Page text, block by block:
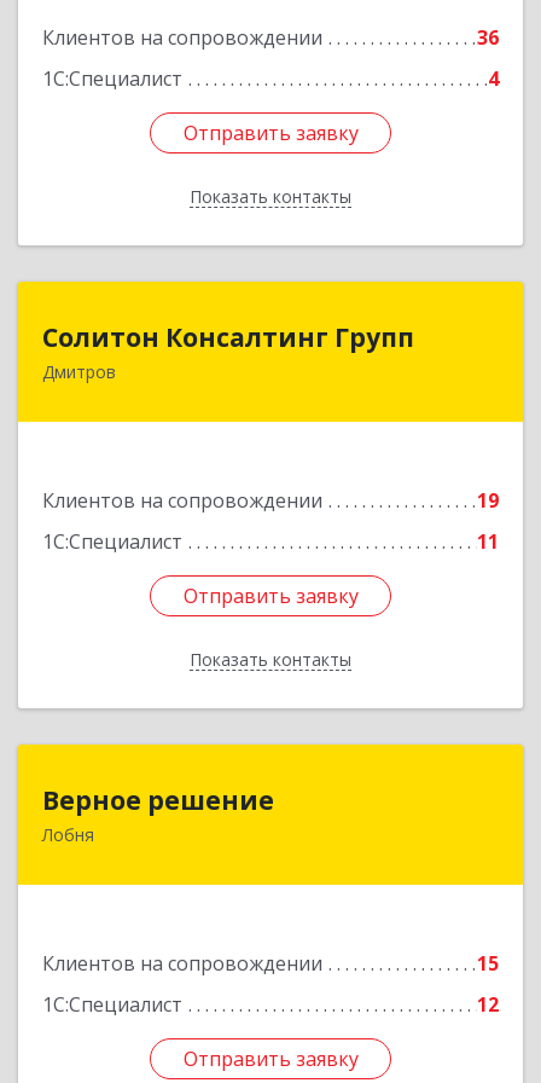
Клиентов на сопровождении
36
1С:Специалист
4
Отправить заявку
Показать контакты
Отправить заявку
Назад
Солитон Консалтинг Групп
Дмитров
Клиентов на сопровождении
19
1С:Специалист
11
Отправить заявку
Показать контакты
141804, Московская обл, г.о. Дмитровский,
Отправить заявку
Назад
Верное решение
Лобня
Клиентов на сопровождении
15
1С:Специалист
12
Отправить заявку
141730, Московская обл, Лобня г, Чехова ул,
Отправить заявку